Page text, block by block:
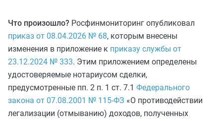
Что произошло? Росфинмониторинг опубликовал
приказ от 08.04.2026 № 68, которым внесены
изменения в приложение к приказу службы от
23.12.2024 № 333. Этим приложением определены
удостоверяемые нотариусом сделки,
предусмотренные пп. 2 п. 1 ст. 7.1 Федерального
закона от 07.08.2001 № 115-ФЗ «О противодействии
легализации (отмыванию) доходов, полученных